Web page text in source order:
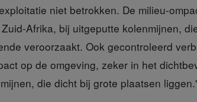
niet betrokken. De milieu-
Afrika, bij uitgeputte kolenmijnen,
veroorzaakt. Ook gecontroleerd
op de omgeving, zeker in het
die dicht bij grote plaatsen